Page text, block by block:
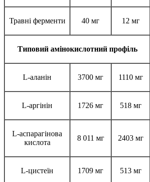
Травні ферменти 40 мг 12 мг
Типовий амінокислотний профіль
L-аланін 3700 мг 1110 мг
L-аргінін 1726 мг 518 мг
L-аспарагінова
кислота
8 011 мг 2403 мг
L-цистеїн 1709 мг 513 мг